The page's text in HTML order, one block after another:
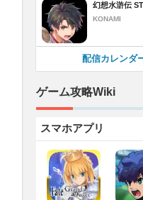
幻想水滸伝
KONAMI
配信カレンダ
ゲーム攻略Wiki
スマホアプリ